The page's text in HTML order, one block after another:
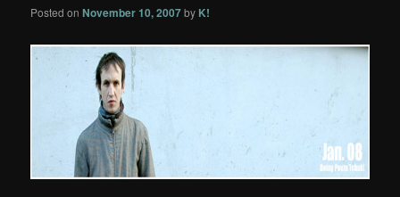
Posted onNovember 10, 2007by K!